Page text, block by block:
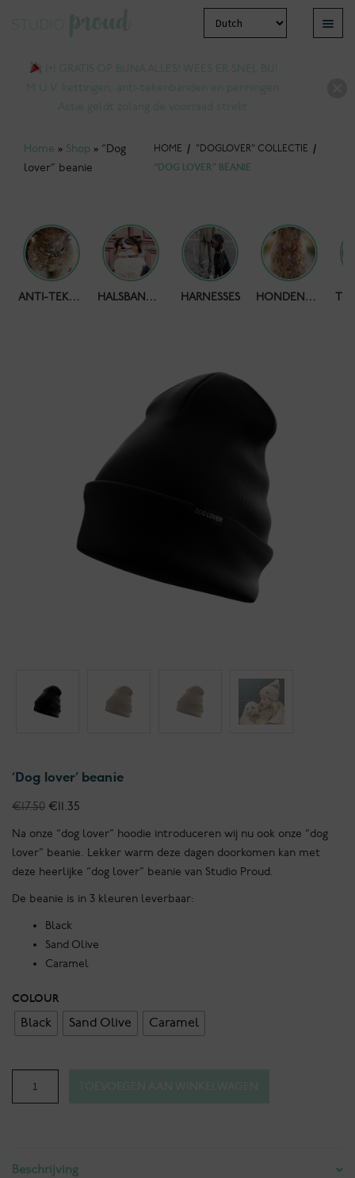
door
naar
Menu
Home » Shop » “Dog
lover” beanie
HOME / "DOGLOVER" COLLECTIE /
“DOG LOVER” BEANIE
ANTI-TEKENBAND HALSBANDEN HARNESSES HONDENKETTING
“Dog lover” beanie
€17.50 Oorspronkelijke
€11.35
Na onze “dog lover” hoodie introduceren wij nu ook onze “dog
lover” beanie. Lekker warm deze dagen doorkomen kan met
deze heerlijke “dog lover” beanie van Studio Proud.
De beanie is in 3 kleuren leverbaar:
Black
Sand Olive
Caramel
COLOUR
Black Sand Olive Caramel
Beschrijving